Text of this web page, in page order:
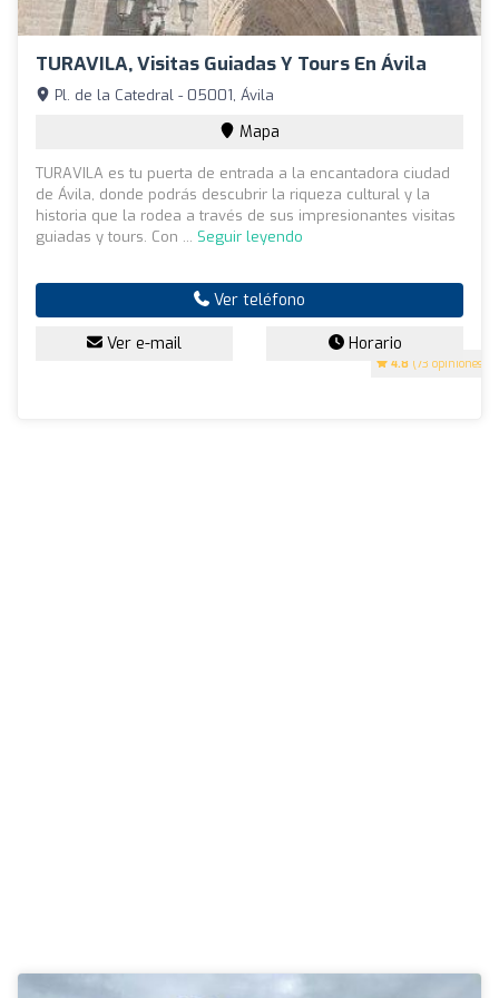
TURAVILA, Visitas Guiadas Y Tours En Ávila
4.8 (73 opiniones)
Pl. de la Catedral - 05001, Ávila
Mapa
TURAVILA es tu puerta de entrada a la encantadora ciudad
de Ávila, donde podrás descubrir la riqueza cultural y la
historia que la rodea a través de sus impresionantes visitas
guiadas y tours. Con ... Seguir leyendo
Ver teléfono
Ver e-mail Horario